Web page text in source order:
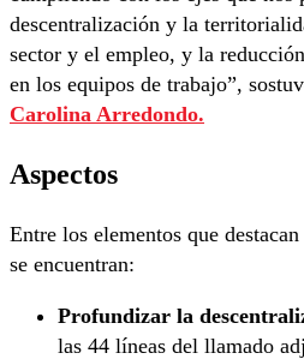
descentralización y la
sector y el empleo, y la
en los equipos de trabajo”,
Carolina Arredondo.
Aspectos
Entre los elementos que
se encuentran:
Profundizar la
las 44 líneas del llamado